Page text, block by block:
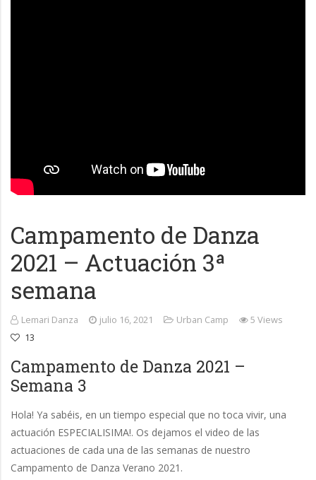
Campamento de Danza
2021 – Actuación 3ª
semana
Lemari Danza julio 16, 2021 Urban Camp
5 Views
13
Campamento de Danza 2021 –
Semana 3
Hola! Ya sabéis, en un tiempo especial que no toca vivir, una
actuación ESPECIALISIMA!. Os dejamos el video de las
actuaciones de cada una de las semanas de nuestro
Campamento de Danza Verano 2021.